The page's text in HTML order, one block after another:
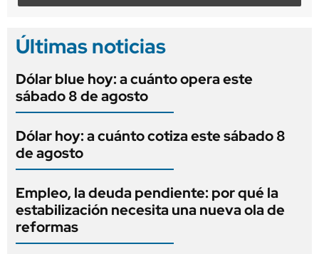
Últimas noticias
Dólar blue hoy: a cuánto opera este
sábado 8 de agosto
Dólar hoy: a cuánto cotiza este sábado 8
de agosto
Empleo, la deuda pendiente: por qué la
estabilización necesita una nueva ola de
reformas